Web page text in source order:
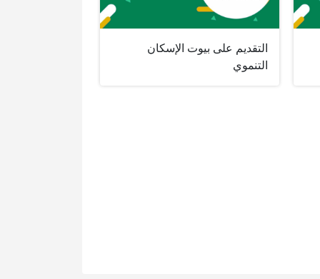
التقديم على بيوت الإسكان
التنموي